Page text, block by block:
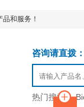
和服务！
咨询请直拨
热门搜索：